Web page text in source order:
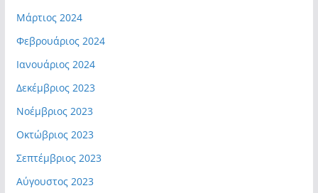
Μάρτιος 2024
Φεβρουάριος 2024
Ιανουάριος 2024
Δεκέμβριος 2023
Νοέμβριος 2023
Οκτώβριος 2023
Σεπτέμβριος 2023
Αύγουστος 2023